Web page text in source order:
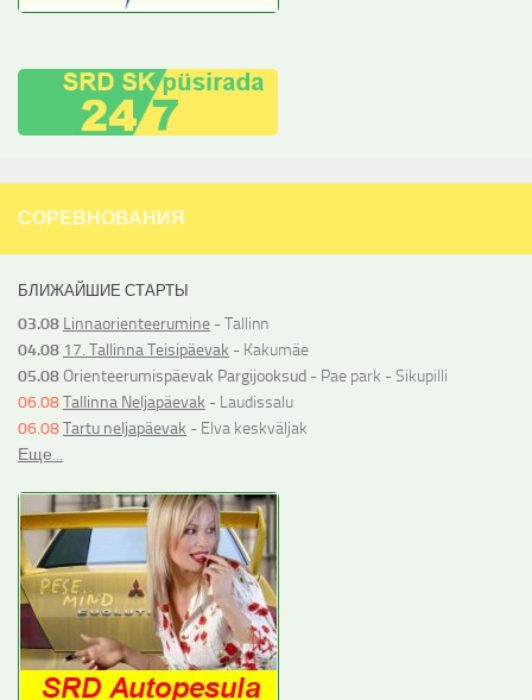
СОРЕВНОВАНИЯ
БЛИЖАЙШИЕ СТАРТЫ
03.08 Linnaorienteerumine - Tallinn
04.08 17. Tallinna Teisipäevak - Kakumäe
05.08 Orienteerumispäevak Pargijooksud - Pae park - Sikupilli
06.08Tallinna Neljapäevak - Laudissalu
06.08Tartu neljapäevak - Elva keskväljak
Еще...